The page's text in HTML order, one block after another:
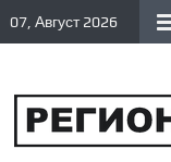
07, Август 2026